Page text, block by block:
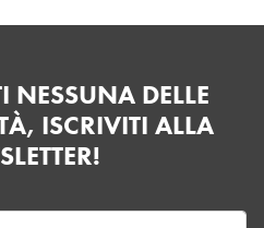
NESSUNA DELLE
ISCRIVITI ALLA